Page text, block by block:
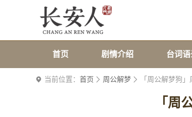
首页 剧情介绍 台词
当前位置： 首页 周公解梦 「周公解梦狗
「周